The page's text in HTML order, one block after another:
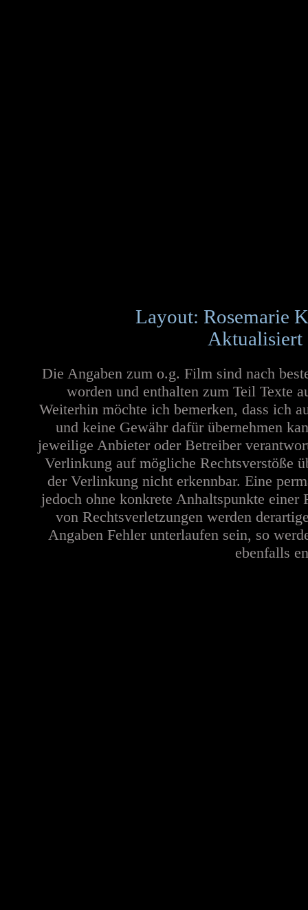
Layout: Rosemarie
Aktualisiert
Die Angaben zum o.g. Film sind nach
worden und enthalten zum Teil Texte
Weiterhin möchte ich bemerken, dass ich
und keine Gewähr dafür übernehmen
jeweilige Anbieter oder Betreiber
Verlinkung auf mögliche Rechtsverstöße
der Verlinkung nicht erkennbar. Eine
jedoch ohne konkrete Anhaltspunkte
von Rechtsverletzungen werden
Angaben Fehler unterlaufen sein, so
ebenfalls